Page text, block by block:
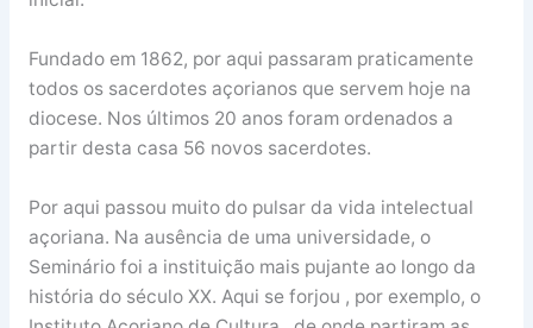
Fundado em 1862, por aqui passaram praticamente
todos os sacerdotes açorianos que servem hoje na
diocese. Nos últimos 20 anos foram ordenados a
partir desta casa 56 novos sacerdotes.
Por aqui passou muito do pulsar da vida intelectual
açoriana. Na ausência de uma universidade, o
Seminário foi a instituição mais pujante ao longo da
história do século XX. Aqui se forjou , por exemplo, o